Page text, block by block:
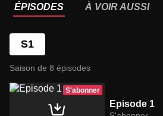
ÉPISODES À VOIR AUSSI
S1
Saison de 8 épisodes
S'abonner
Episode 1